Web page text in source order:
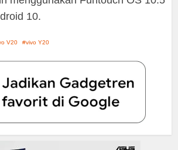
10.
V20 vivo Y20